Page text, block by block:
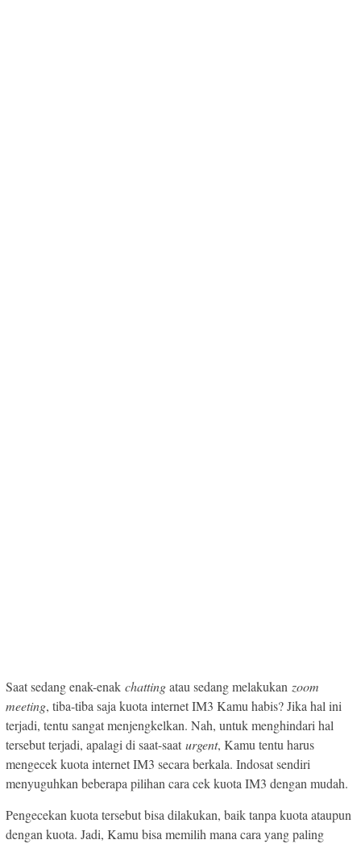
Saat sedang enak-enak chattingatau sedang melakukan zoom
meeting, tiba-tiba saja kuota internet IM3 Kamu habis? Jika hal ini
terjadi, tentu sangat menjengkelkan. Nah, untuk menghindari hal
tersebut terjadi, apalagi di saat-saat urgent, Kamu tentu harus
mengecek kuota internet IM3 secara berkala. Indosat sendiri
menyuguhkan beberapa pilihan cara cek kuota IM3 dengan mudah.
Pengecekan kuota tersebut bisa dilakukan, baik tanpa kuota ataupun
dengan kuota. Jadi, Kamu bisa memilih mana cara yang paling